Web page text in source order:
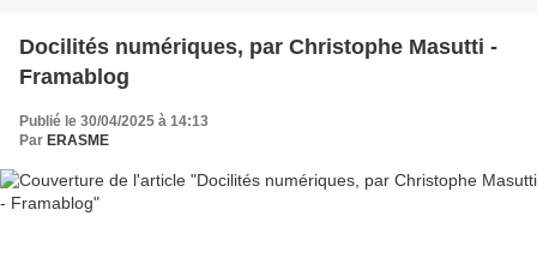
Docilités numériques, par Christophe Masutti -
Framablog
Publié le 30/04/2025 à 14:13
Par ERASME